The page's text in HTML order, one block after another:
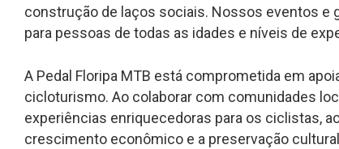
construção de laços sociais. Nossos eventos
para pessoas de todas as idades e níveis de
A Pedal Floripa MTB está comprometida em
cicloturismo. Ao colaborar com comunidades
experiências enriquecedoras para os ciclistas,
crescimento econômico e a preservação